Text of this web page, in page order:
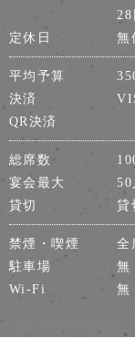
28
定休日
無
平均予算
決済
QR決済
総席数
宴会最大
50
貸切
貸
禁煙・喫煙
全
駐車場
無
Wi-Fi
無